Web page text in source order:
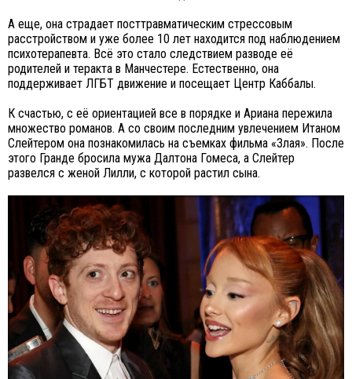
А еще, она страдает посттравматическим стрессовым
расстройством и уже более 10 лет находится под наблюдением
психотерапевта. Всё это стало следствием разводе её
родителей и теракта в Манчестере. Естественно, она
поддерживает ЛГБТ движение и посещает Центр Каббалы.
К счастью, с её ориентацией все в порядке и Ариана пережила
множество романов. А со своим последним увлечением Итаном
Слейтером она познакомилась на съемках фильма «Злая». После
этого Гранде бросила мужа Далтона Гомеса, а Слейтер
развелся с женой Лилли, с которой растил сына.